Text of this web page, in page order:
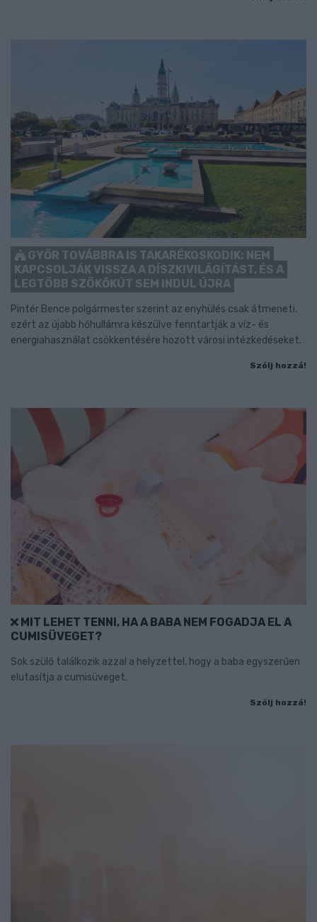
GYŐR TOVÁBBRA IS TAKARÉKOSKODIK: NEM
KAPCSOLJÁK VISSZA A DÍSZKIVILÁGÍTÁST, ÉS A
LEGTÖBB SZÖKŐKÚT SEM INDUL ÚJRA
Pintér Bence polgármester szerint az enyhülés csak átmeneti,
ezért az újabb hőhullámra készülve fenntartják a víz- és
energiahasználat csökkentésére hozott városi intézkedéseket.
Szólj hozzá!
MIT LEHET TENNI, HA A BABA NEM FOGADJA EL A
CUMISÜVEGET?
Sok szülő találkozik azzal a helyzettel, hogy a baba egyszerűen
elutasítja a cumisüveget.
Szólj hozzá!